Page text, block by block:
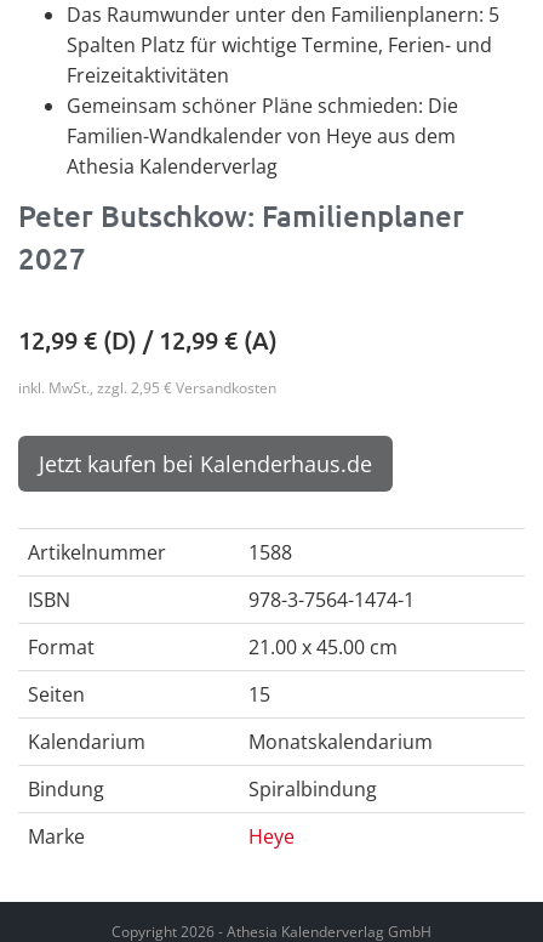
Das Raumwunder unter den Familienplanern: 5
Spalten Platz für wichtige Termine, Ferien- und
Freizeitaktivitäten
Gemeinsam schöner Pläne schmieden: Die
Familien-Wandkalender von Heye aus dem
Athesia Kalenderverlag
Peter Butschkow: Familienplaner
2027
12,99€ (D) / 12,99€ (A)
inkl. MwSt., zzgl. 2,95 € Versandkosten
Jetzt kaufen bei Kalenderhaus.de
Artikelnummer
1588
ISBN
978-3-7564-1474-1
Format
21.00 x 45.00 cm
Seiten
15
Kalendarium
Monatskalendarium
Bindung
Spiralbindung
Marke
Heye
Copyright 2026 - Athesia Kalenderverlag GmbH